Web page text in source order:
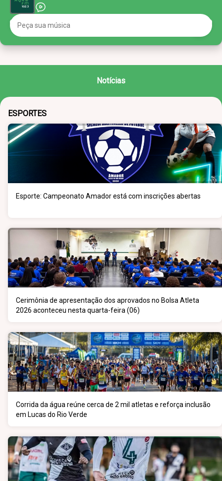
Notícias
ESPORTES
Esporte: Campeonato Amador está com inscrições abertas
Cerimônia de apresentação dos aprovados no Bolsa Atleta
2026 aconteceu nesta quarta-feira (06)
Corrida da água reúne cerca de 2 mil atletas e reforça inclusão
em Lucas do Rio Verde